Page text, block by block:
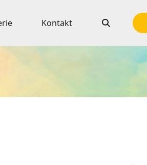
Kontakt